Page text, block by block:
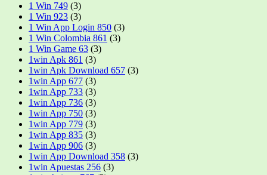
1 Win 749 (3)
1 Win 923 (3)
1 Win App Login 850 (3)
1 Win Colombia 861 (3)
1 Win Game 63 (3)
1win Apk 861 (3)
1win Apk Download 657 (3)
1win App 677 (3)
1win App 733 (3)
1win App 736 (3)
1win App 750 (3)
1win App 779 (3)
1win App 835 (3)
1win App 906 (3)
1win App Download 358 (3)
1win Apuestas 256 (3)